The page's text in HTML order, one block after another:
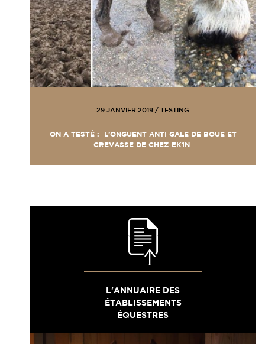
29 JANVIER 2019 / TESTING
ON A TESTÉ : L’ONGUENT ANTI GALE DE BOUE ET
CREVASSE DE CHEZ EK1N
L'ANNUAIRE DES
ÉTABLISSEMENTS
ÉQUESTRES